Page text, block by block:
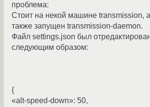
проблема:
Стоит на некой машине transmission, а
также запущен transmission-daemon.
Файл settings.json был
следующим образом:
{
«alt-speed-down»: 50,